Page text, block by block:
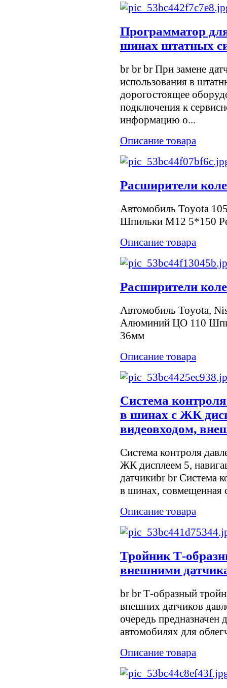
Программатор
шинах штатных
br br br При замене
использования в
дорогостоящее
подключения к
информацию о...
Описание товара
Расширители
Автомобиль Toyota
Шпильки M12 5*150
Описание товара
Расширители
Автомобиль Toyota,
Алюминий ЦО 110
36мм
Описание товара
Система
в шинах c ЖК
видеовходом,
Система контроля
ЖК дисплеем 5,
датчикиbr br Система
в шинах, совмещенная
Описание товара
Тройник Т-
внешними
br br Т-образный
внешних датчиков
очередь предназначен
автомобилях для
Описание товара